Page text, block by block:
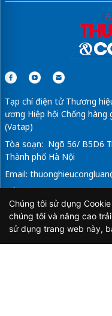
Tạp chí điện tử Thương
ương Hiệp hội Chống
(Vatap)
Tòa soạn: Ngõ 56/ B5D6
Thành phố Hà Nội
Email:
Tổng Biên Tập: Vũ Đức
Giấy phép hoạt động báo
Thông tin và Truyền
Chúng tôi sử dụng
chúng tôi và nâng cao
sử dụng trang web này,